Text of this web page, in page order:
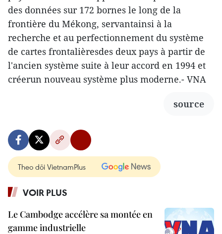
des données sur 172 bornes le long de la
frontière du Mékong, servantainsi à la
recherche et au perfectionnement du système
de cartes frontalièresdes deux pays à partir de
l'ancien système suite à leur accord en 1994 et
créerun nouveau système plus moderne.- VNA
source
Theo dõi VietnamPlus
VOIR PLUS
Le Cambodge accélère sa montée en
gamme industrielle